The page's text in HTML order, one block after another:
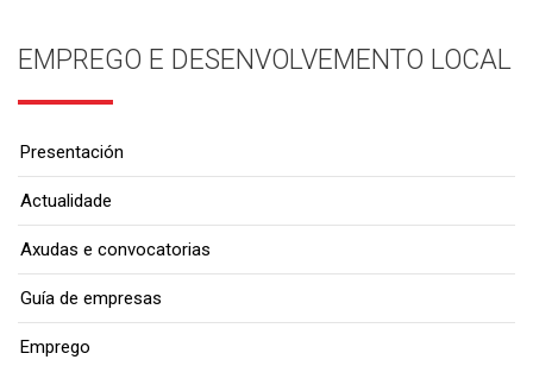
EMPREGO E DESENVOLVEMENTO LOCAL
Presentación
Actualidade
Axudas e convocatorias
Guía de empresas
Emprego